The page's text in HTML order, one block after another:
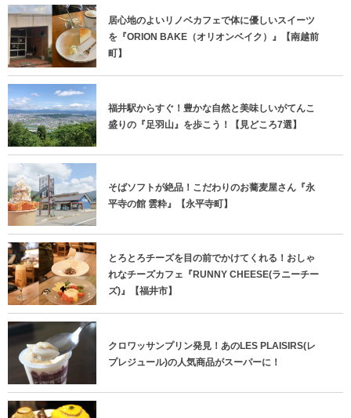
居心地のよいリノベカフェで体に優しいスイーツ
を『ORION BAKE（オリオンベイク）』【南越前
町】
福井駅からすぐ！豊かな自然と美味しいがてんこ
盛りの『足羽山』を歩こう！【見どころ7選】
そばソフトが絶品！こだわりのお蕎麦屋さん『永
平寺の館 雲粋』【永平寺町】
とろとろチーズを目の前でかけてくれる！おしゃ
れなチーズカフェ『RUNNY CHEESE(ラニーチー
ズ)』【福井市】
クロワッサンプリン発見！あのLES PLAISIRS(レ
プレジュール)の人気商品がスーパーに！